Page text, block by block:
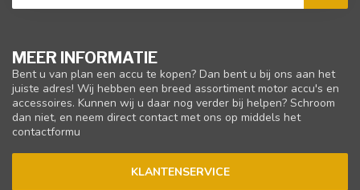
MEER INFORMATIE
Bent u van plan een accu te kopen? Dan bent u bij ons aan het
juiste adres! Wij hebben een breed assortiment motor accu's en
accessoires. Kunnen wij u daar nog verder bij helpen? Schroom
dan niet, en neem direct contact met ons op middels het
contactformu
KLANTENSERVICE